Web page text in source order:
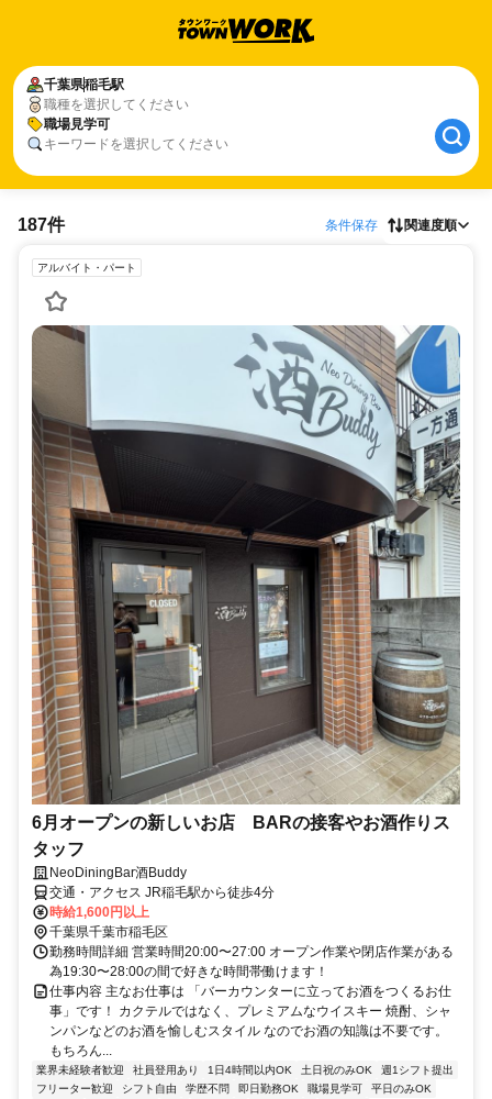
千葉県稲毛駅
職種を選択してください
職場見学可
キーワードを選択してください
187件 条件保存 関連度順
アルバイト・パート
6月オープンの新しいお店 BARの接客やお酒作りス
タッフ
NeoDiningBar酒Buddy
交通・アクセス JR稲毛駅から徒歩4分
時給1,600円以上
千葉県千葉市稲毛区
勤務時間詳細 営業時間20:00〜27:00 オープン作業や閉店作業がある
為19:30〜28:00の間で好きな時間帯働けます！
仕事内容 主なお仕事は 「バーカウンターに立ってお酒をつくるお仕
事」です！ カクテルではなく、プレミアムなウイスキー 焼酎、シャ
ンパンなどのお酒を愉しむスタイル なのでお酒の知識は不要です。
もちろん...
業界未経験者歓迎 社員登用あり 1日4時間以内OK 土日祝のみOK
週1シフト提出
フリーター歓迎
シフト自由 学歴不問 即日勤務OK 職場見学可
平日のみOK